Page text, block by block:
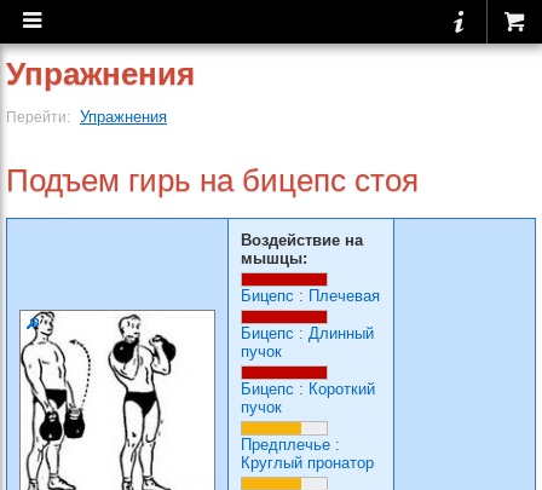
Упражнения
Перейти: Упражнения
Подъем гирь на бицепс стоя
Воздействие на
мышцы:
Бицепс : Плечевая
Бицепс : Длинный
пучок
Бицепс : Короткий
пучок
Предплечье :
Круглый пронатор